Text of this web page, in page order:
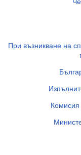
При възникване на
Комисия